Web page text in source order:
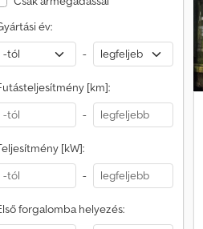
év:
-
[km]:
-
[kW]:
-
forgalomba helyezés: